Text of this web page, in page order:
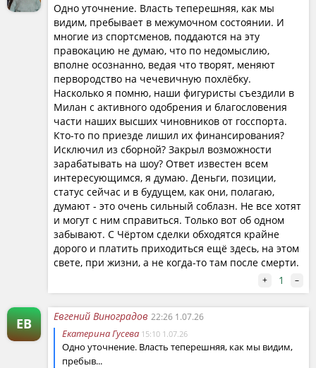
Одно уточнение. Власть теперешняя, как мы
видим, пребывает в межумочном состоянии. И
многие из спортсменов, поддаются на эту
правокацию не думаю, что по недомыслию,
вполне осознанно, ведая что творят, меняют
первородство на чечевичную похлёбку.
Насколько я помню, наши фигуристы съездили в
Милан с активного одобрения и благословения
части наших высших чиновников от госспорта.
Кто-то по приезде лишил их финансирования?
Исключил из сборной? Закрыл возможности
зарабатывать на шоу? Ответ известен всем
интересующимся, я думаю. Деньги, позиции,
статус сейчас и в будущем, как они, полагаю,
думают - это очень сильный соблазн. Не все хотят
и могут с ним справиться. Только вот об одном
забывают. С Чёртом сделки обходятся крайне
дорого и платить приходиться ещё здесь, на этом
свете, при жизни, а не когда-то там после смерти.
+ 1 –
ЕВ
Евгений Виноградов 22:26 1.07.26
Екатерина Гусева 15:10 1.07.26
Одно уточнение. Власть теперешняя, как мы видим,
пребыв...